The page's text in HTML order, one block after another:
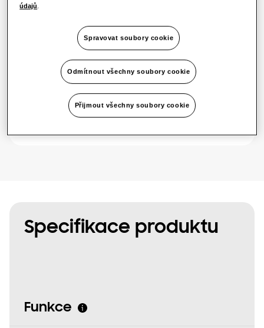
Najít instalační firmu
Specifikace produktu
Funkce
údajů.
Spravovat soubory cookie
Odmítnout všechny soubory cookie
Přijmout všechny soubory cookie